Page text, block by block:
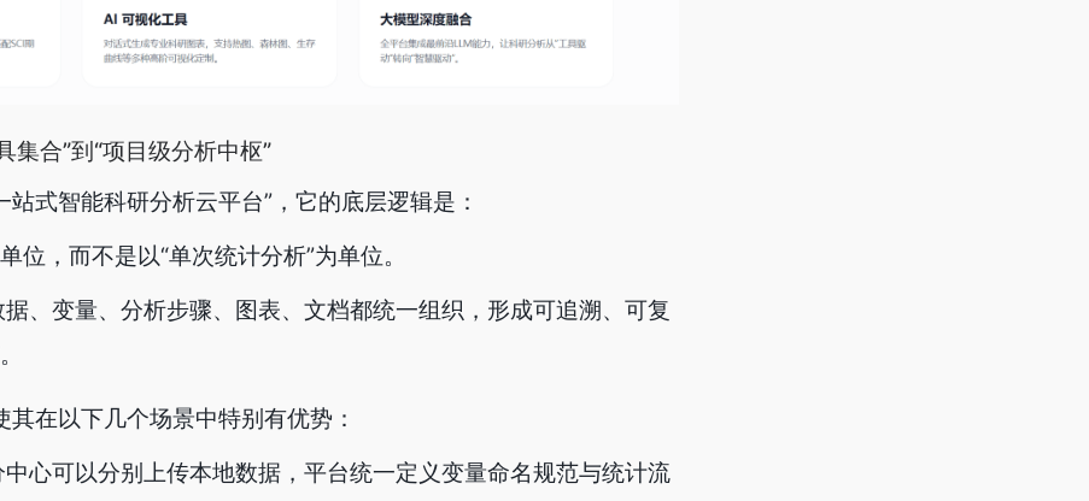
集合”到“项目级分析中枢”
式智能科研分析云平台”，它的底层逻辑是：
位，而不是以“单次统计分析”为单位。
、变量、分析步骤、图表、文档都统一组织，形成可追溯、可复
在以下几个场景中特别有优势：
心可以分别上传本地数据，平台统一定义变量命名规范与统计流